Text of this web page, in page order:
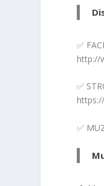
✅
http://
✅
✅